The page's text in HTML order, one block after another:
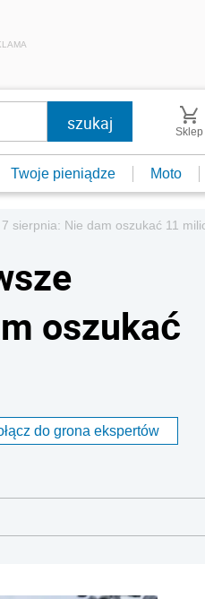
Sklep
Twoje pieniądze Moto
sierpnia: Nie dam oszukać 11
oszukać
do grona ekspertów